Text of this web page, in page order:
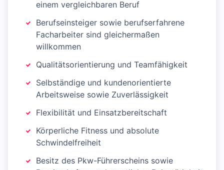
einem vergleichbaren Beruf
Berufseinsteiger sowie berufserfahrene
Facharbeiter sind gleichermaßen
willkommen
Qualitätsorientierung und Teamfähigkeit
Selbständige und kundenorientierte
Arbeitsweise sowie Zuverlässigkeit
Flexibilität und Einsatzbereitschaft
Körperliche Fitness und absolute
Schwindelfreiheit
Besitz des Pkw-Führerscheins sowie